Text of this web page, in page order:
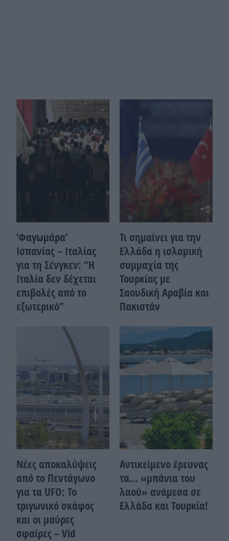
‘Φαγωμάρα’
Ισπανίας – Ιταλίας
για τη Σένγκεν: “Η
Ιταλία δεν δέχεται
επιβολές από το
εξωτερικό”
Τι σημαίνει για την
Ελλάδα η ισλαμική
συμμαχία της
Τουρκίας με
Σαουδική Αραβία και
Πακιστάν
Νέες αποκαλύψεις
από το Πεντάγωνο
για τα UFO: Το
τριγωνικό σκάφος
και οι μαύρες
σφαίρες – Vid
Αντικείμενο έρευνας
τα… «μπάνια του
λαού» ανάμεσα σε
Ελλάδα και Τουρκία!